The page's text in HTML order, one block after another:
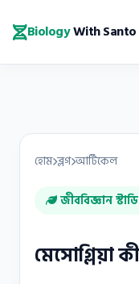
BiologyWith Santo
হোম ব্লগ আর্টিকেল
জীববিজ্ঞান
মেসোগ্লিয়া